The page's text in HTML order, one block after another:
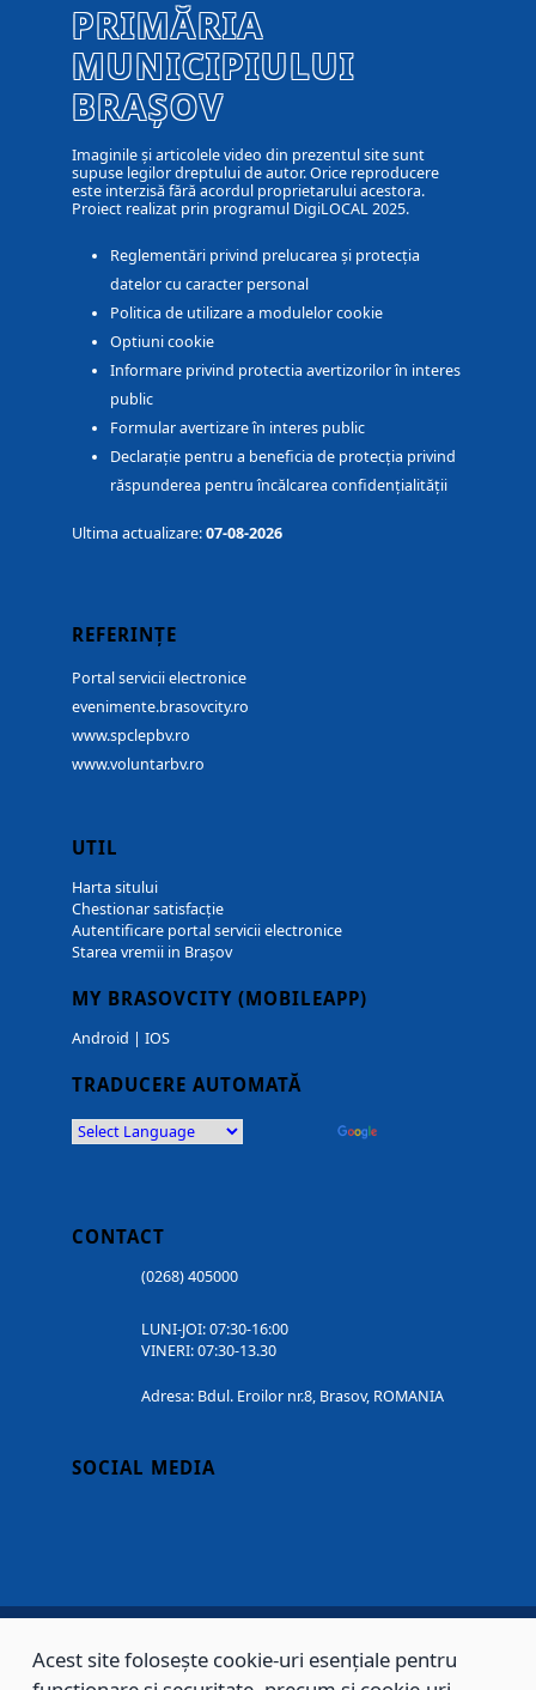
PRIMĂRIA
MUNICIPIULUI
BRAȘOV
Imaginile și articolele video din prezentul site sunt
supuse legilor dreptului de autor. Orice reproducere
este interzisă fără acordul proprietarului acestora.
Proiect realizat prin programul DigiLOCAL 2025.
Reglementări privind prelucarea și protecția
datelor cu caracter personal
Politica de utilizare a modulelor cookie
Optiuni cookie
Informare privind protectia avertizorilor în interes
public
Formular avertizare în interes public
Declarație pentru a beneficia de protecția privind
răspunderea pentru încălcarea confidențialității
Ultima actualizare:07-08-2026
REFERINȚE
Portal servicii electronice
evenimente.brasovcity.ro
www.spclepbv.ro
www.voluntarbv.ro
UTIL
Harta sitului
Chestionar satisfacție
Autentificare portal servicii electronice
Starea vremii in Brașov
MY BRASOVCITY (MOBILEAPP)
Android | IOS
TRADUCERE AUTOMATĂ
CONTACT
(0268) 405000
LUNI-JOI: 07:30-16:00
VINERI: 07:30-13.30
Adresa: Bdul. Eroilor nr.8, Brasov, ROMANIA
SOCIAL MEDIA
Copyright © 2002 - 2026 - PRIMĂRIA MUNICIPIULUI BRAȘOV, toate drepturile
Acest site folosește cookie-uri esențiale pentru